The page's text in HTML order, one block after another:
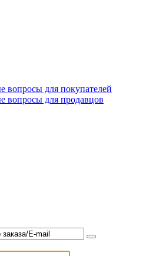
вопросы для покупателей
вопросы для продавцов